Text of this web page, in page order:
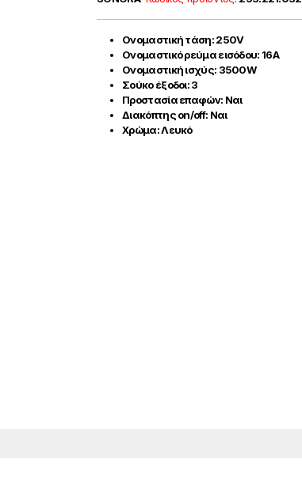
Ονομαστική τάση: 250V
Ονομαστικό ρεύμα εισόδου: 16A
Ονομαστική ισχύς: 3500W
Σούκο έξοδοι: 3
Προστασία επαφών: Ναι
Διακόπτης on/off: Ναι
Χρώμα: Λευκό